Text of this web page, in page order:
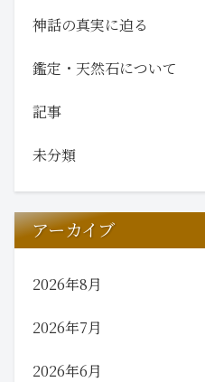
神話の真実に迫る
鑑定・天然石について
記事
未分類
アーカイブ
2026年8月
2026年7月
2026年6月